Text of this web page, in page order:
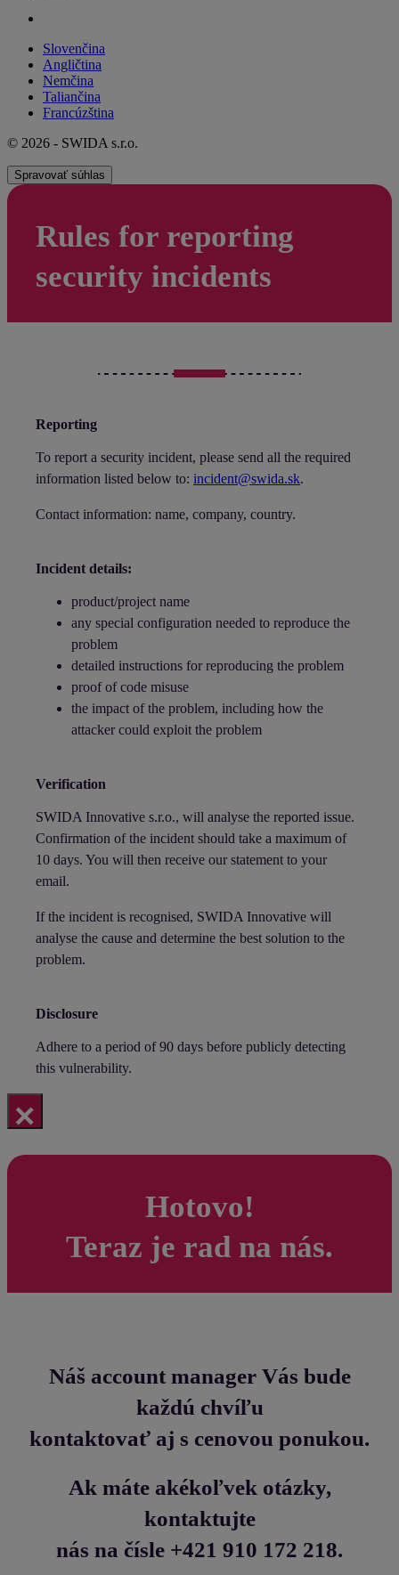
Slovenčina
Angličtina
Nemčina
Taliančina
Francúzština
© 2026 - SWIDA s.r.o.
Spravovať súhlas
Rules for reporting
security incidents
Reporting
To report a security incident, please send all the required
information listed below to: incident@swida.sk.
Contact information: name, company, country.
Incident details:
product/project name
any special configuration needed to reproduce the
problem
detailed instructions for reproducing the problem
proof of code misuse
the impact of the problem, including how the
attacker could exploit the problem
Verification
SWIDA Innovative s.r.o., will analyse the reported issue.
Confirmation of the incident should take a maximum of
10 days. You will then receive our statement to your
email.
If the incident is recognised, SWIDA Innovative will
analyse the cause and determine the best solution to the
problem.
Disclosure
Adhere to a period of 90 days before publicly detecting
this vulnerability.
×
Hotovo!
Teraz je rad na nás.
Náš account manager Vás bude
každú chvíľu
kontaktovať aj s cenovou ponukou.
Ak máte akékoľvek otázky,
kontaktujte
nás na čísle +421 910 172 218.